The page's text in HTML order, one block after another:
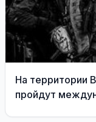
На территории
пройдут